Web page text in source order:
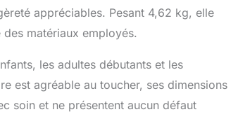
appréciables. Pesant 4,62 kg, elle
matériaux employés.
les adultes débutants et les
est agréable au toucher, ses dimensions
soin et ne présentent aucun défaut